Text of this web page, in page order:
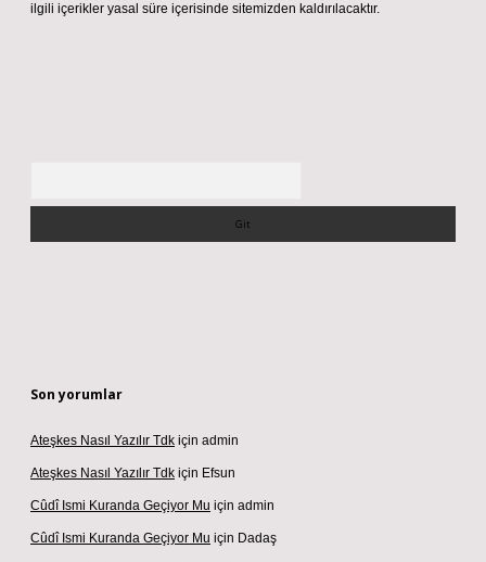
ilgili içerikler yasal süre içerisinde sitemizden kaldırılacaktır.
Son yorumlar
Ateşkes Nasıl Yazılır Tdk için admin
Ateşkes Nasıl Yazılır Tdk için Efsun
Cûdî Ismi Kuranda Geçiyor Mu için admin
Cûdî Ismi Kuranda Geçiyor Mu için Dadaş